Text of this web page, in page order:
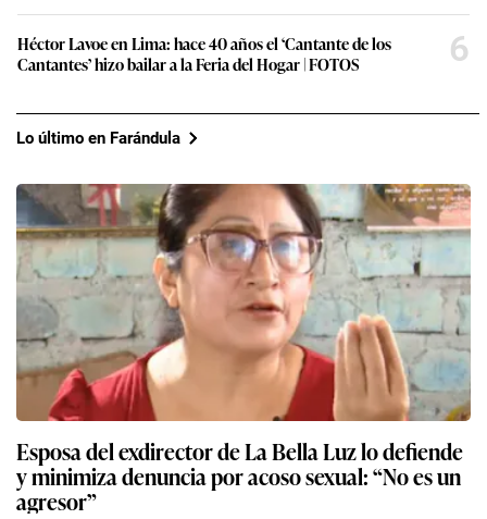
Héctor Lavoe en Lima: hace 40 años el ‘Cantante de los
Cantantes’ hizo bailar a la Feria del Hogar | FOTOS
6
Lo último en Farándula
Esposa del exdirector de La Bella Luz lo defiende
y minimiza denuncia por acoso sexual: “No es un
agresor”